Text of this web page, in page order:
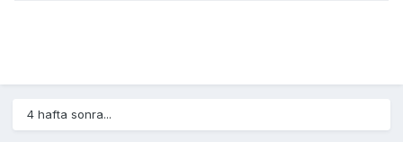
4 hafta sonra...